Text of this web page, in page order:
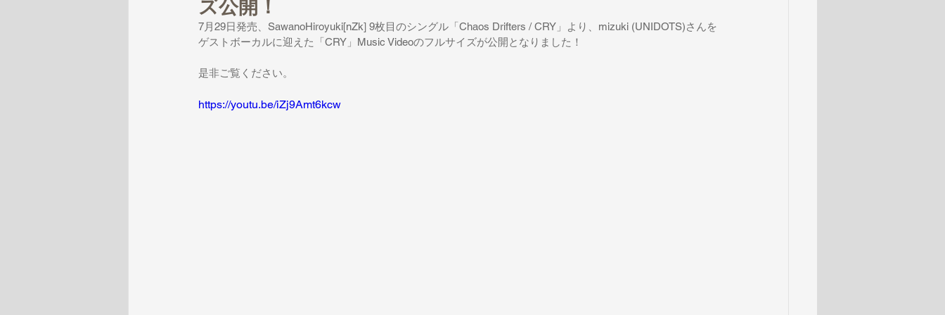
ズ公開！
7月29日発売、SawanoHiroyuki[nZk] 9枚目のシングル「Chaos Drifters / CRY」より、mizuki (UNIDOTS)さんを
ゲストボーカルに迎えた「CRY」Music Videoのフルサイズが公開となりました！
是非ご覧ください。
https://youtu.be/iZj9Amt6kcw